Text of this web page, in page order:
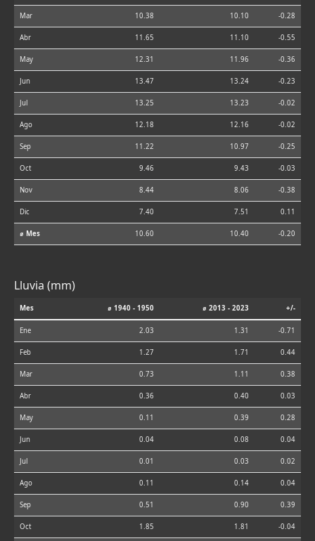
Mar 10.38 10.10 -0.28
Abr 11.65 11.10 -0.55
May 12.31 11.96 -0.36
Jun 13.47 13.24 -0.23
Jul 13.25 13.23 -0.02
Ago 12.18 12.16 -0.02
Sep 11.22 10.97 -0.25
Oct 9.46 9.43 -0.03
Nov 8.44 8.06 -0.38
Dic 7.40 7.51 0.11
⌀ Mes 10.60 10.40 -0.20
Lluvia (mm)
Mes ⌀ 1940 - 1950 ⌀ 2013 - 2023 +/-
Ene 2.03 1.31 -0.71
Feb 1.27 1.71 0.44
Mar 0.73 1.11 0.38
Abr 0.36 0.40 0.03
May 0.11 0.39 0.28
Jun 0.04 0.08 0.04
Jul 0.01 0.03 0.02
Ago 0.11 0.14 0.04
Sep 0.51 0.90 0.39
Oct 1.85 1.81 -0.04